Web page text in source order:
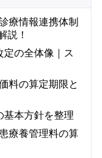
療情報連携体制
説！
定の全体像｜ス
料の算定期限と
基本方針を整理
療養管理料の算